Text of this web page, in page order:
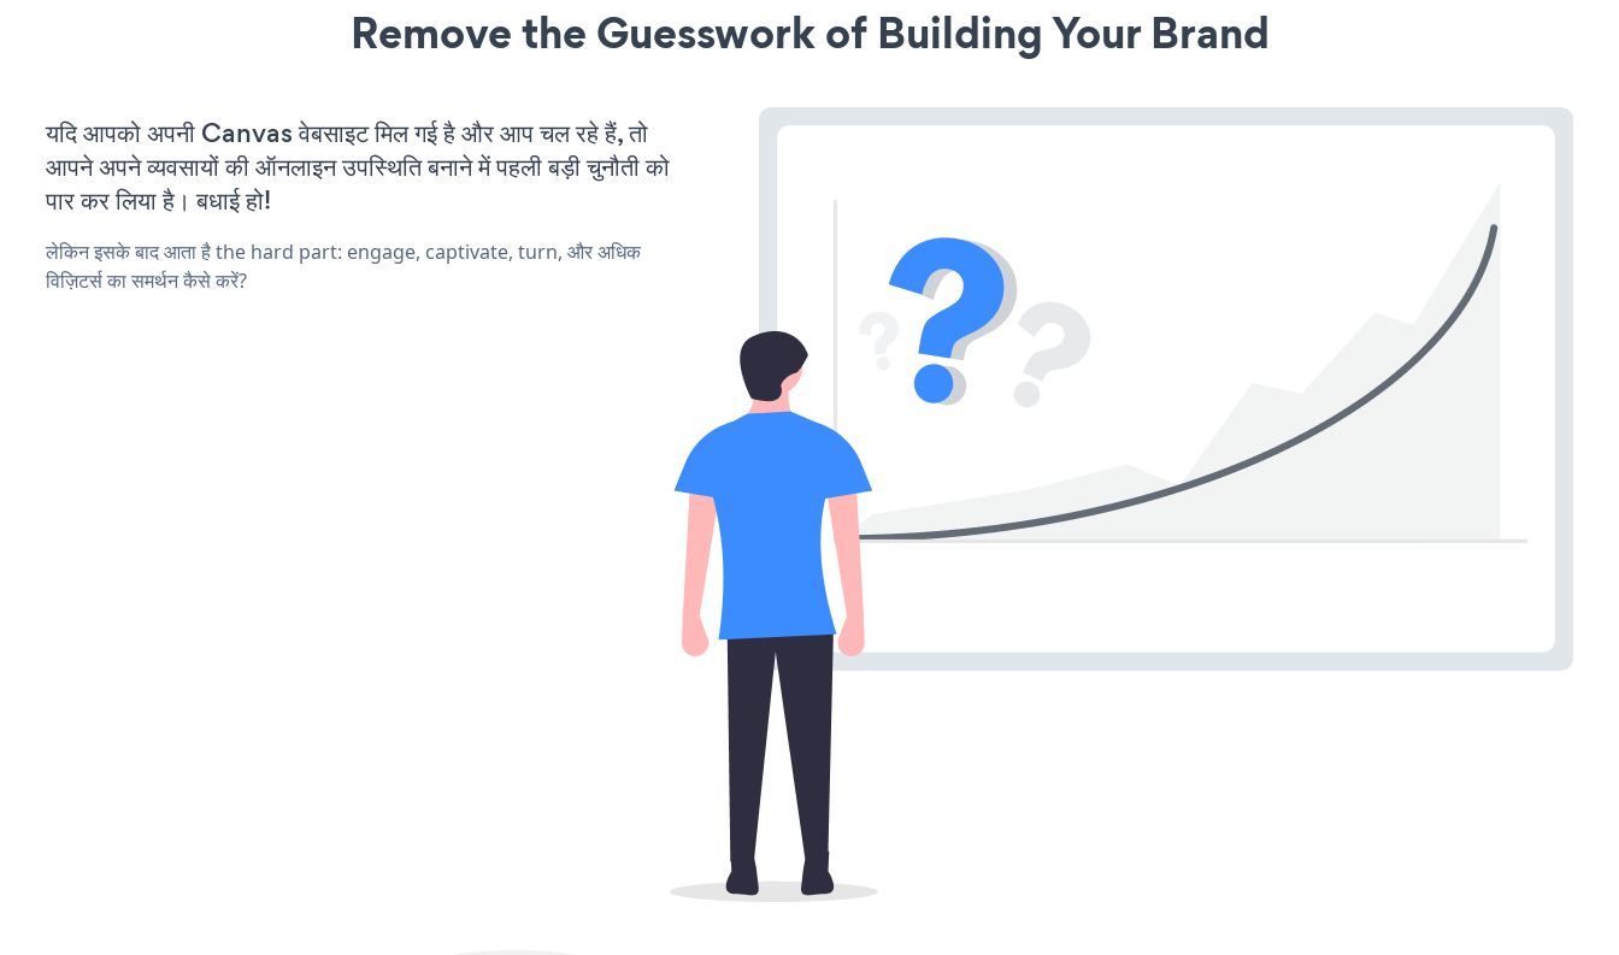
Remove the Guesswork of Building Your Brand
यदि आपको अपनी Canvas वेबसाइट मिल गई है और आप चल रहे हैं, तो
आपने अपने व्यवसायों की ऑनलाइन उपस्थिति बनाने में पहली बड़ी चुनौती को
पार कर लिया है। बधाई हो!
लेकिन इसके बाद आता है the hard part: engage, captivate, turn, और अधिक
विज़िटर्स का समर्थन कैसे करें?